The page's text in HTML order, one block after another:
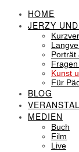
HOME
JERZY
Porträt
Kunst
Für
BLOG
MEDIEN
Buch
Film
Live